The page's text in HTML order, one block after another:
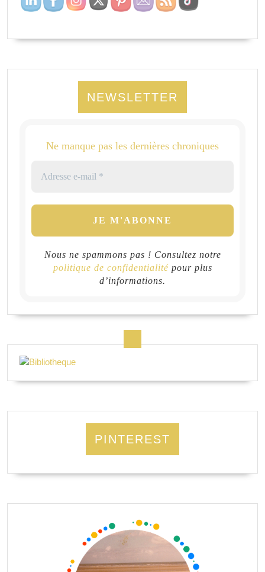
NEWSLETTER
Ne manque pas les dernières chroniques
Nous ne spammons pas ! Consultez notre
politique de confidentialitépour plus
d’informations.
PINTEREST